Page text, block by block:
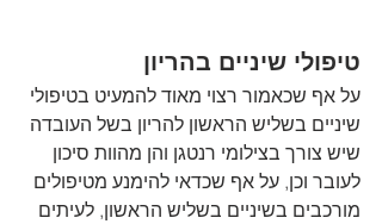
טיפולי שיניים בהריון
על אף שכאמור רצוי מאוד להמעיט בטיפולי
שיניים בשליש הראשון להריון בשל העובדה
שיש צורך בצילומי רנטגן והן מהוות סיכון
לעובר וכן, על אף שכדאי להימנע מטיפולים
מורכבים בשיניים בשליש הראשון, לעיתים